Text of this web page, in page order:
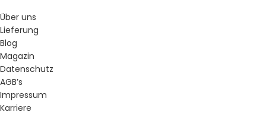
Über uns
Lieferung
Blog
Magazin
Datenschutz
AGB’s
Impressum
Karriere